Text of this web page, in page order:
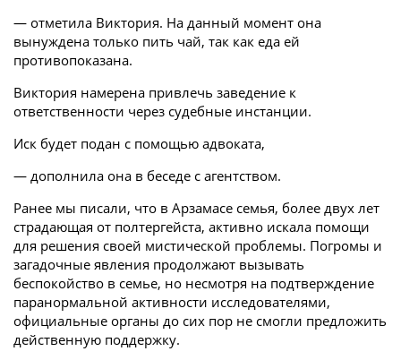
— отметила Виктория. На данный момент она
вынуждена только пить чай, так как еда ей
противопоказана.
Виктория намерена привлечь заведение к
ответственности через судебные инстанции.
Иск будет подан с помощью адвоката,
— дополнила она в беседе с агентством.
Ранее мы писали, что в Арзамасе семья, более двух лет
страдающая от полтергейста, активно искала помощи
для решения своей мистической проблемы. Погромы и
загадочные явления продолжают вызывать
беспокойство в семье, но несмотря на подтверждение
паранормальной активности исследователями,
официальные органы до сих пор не смогли предложить
действенную поддержку.